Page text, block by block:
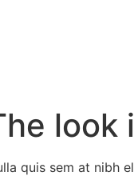
look
quis sem at nibh